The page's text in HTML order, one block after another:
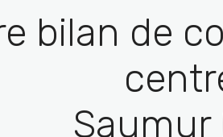
bilan de
Saumur